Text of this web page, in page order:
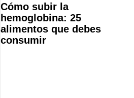
Cómo subir la
hemoglobina: 25
alimentos que debes
consumir